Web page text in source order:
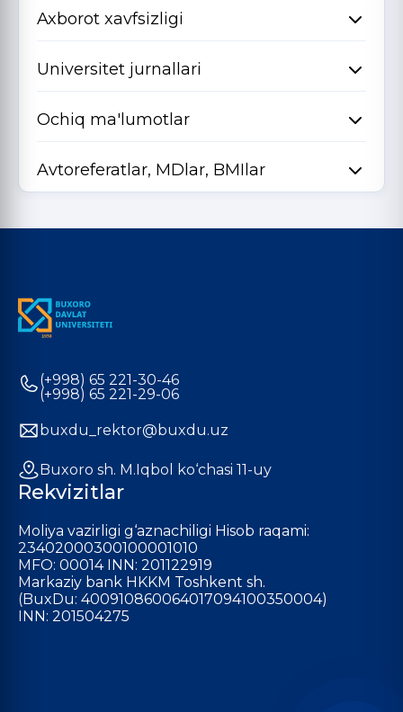
Axborot xavfsizligi
Universitet jurnallari
Ochiq ma'lumotlar
Avtoreferatlar, MDlar, BMIlar
(+998) 65 221-30-46
(+998) 65 221-29-06
buxdu_rektor@buxdu.uz
Buxoro sh. M.Iqbol ko‘chasi 11-uy
Rekvizitlar
Moliya vazirligi g‘aznachiligi Hisob raqami:
23402000300100001010
MFO: 00014 INN: 201122919
Markaziy bank HKKM Toshkent sh.
(BuxDu: 400910860064017094100350004)
INN: 201504275